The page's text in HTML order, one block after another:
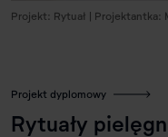
Projekt: Rytuał | Projektantka:
Projekt dyplomowy
Rytuały